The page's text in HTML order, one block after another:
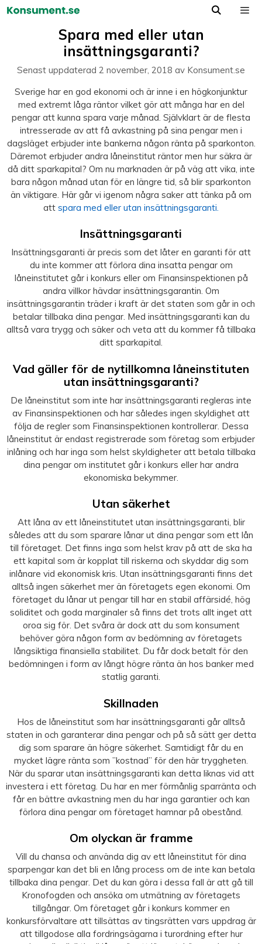
innehåll
Spara med eller utan
insättningsgaranti?
Senast uppdaterad 2 november, 2018 av Konsument.se
Sverige har en god ekonomi och är inne i en högkonjunktur
med extremt låga räntor vilket gör att många har en del
pengar att kunna spara varje månad. Självklart är de flesta
intresserade av att få avkastning på sina pengar men i
dagsläget erbjuder inte bankerna någon ränta på sparkonton.
Däremot erbjuder andra låneinstitut räntor men hur säkra är
då ditt sparkapital? Om nu marknaden är på väg att vika, inte
bara någon månad utan för en längre tid, så blir sparkonton
än viktigare. Här går vi igenom några saker att tänka på om
att spara med eller utan insättningsgaranti.
Insättningsgaranti
Insättningsgaranti är precis som det låter en garanti för att
du inte kommer att förlora dina insatta pengar om
låneinstitutet går i konkurs eller om Finansinspektionen på
andra villkor hävdar insättningsgarantin. Om
insättningsgarantin träder i kraft är det staten som går in och
betalar tillbaka dina pengar. Med insättningsgaranti kan du
alltså vara trygg och säker och veta att du kommer få tillbaka
ditt sparkapital.
Vad gäller för de nytillkomna låneinstituten
utan insättningsgaranti?
De låneinstitut som inte har insättningsgaranti regleras inte
av Finansinspektionen och har således ingen skyldighet att
följa de regler som Finansinspektionen kontrollerar. Dessa
låneinstitut är endast registrerade som företag som erbjuder
inlåning och har inga som helst skyldigheter att betala tillbaka
dina pengar om institutet går i konkurs eller har andra
ekonomiska bekymmer.
Utan säkerhet
Att låna av ett låneinstitutet utan insättningsgaranti, blir
således att du som sparare lånar ut dina pengar som ett lån
till företaget. Det finns inga som helst krav på att de ska ha
ett kapital som är kopplat till riskerna och skyddar dig som
inlånare vid ekonomisk kris. Utan insättningsgaranti finns det
alltså ingen säkerhet mer än företagets egen ekonomi. Om
företaget du lånar ut pengar till har en stabil affärsidé, hög
soliditet och goda marginaler så finns det trots allt inget att
oroa sig för. Det svåra är dock att du som konsument
behöver göra någon form av bedömning av företagets
långsiktiga finansiella stabilitet. Du får dock betalt för den
bedömningen i form av långt högre ränta än hos banker med
statlig garanti.
Skillnaden
Hos de låneinstitut som har insättningsgaranti går alltså
staten in och garanterar dina pengar och på så sätt ger detta
dig som sparare än högre säkerhet. Samtidigt får du en
mycket lägre ränta som ”kostnad” för den här tryggheten.
När du sparar utan insättningsgaranti kan detta liknas vid att
investera i ett företag. Du har en mer förmånlig sparränta och
får en bättre avkastning men du har inga garantier och kan
förlora dina pengar om företaget hamnar på obestånd.
Om olyckan är framme
Vill du chansa och använda dig av ett låneinstitut för dina
sparpengar kan det bli en lång process om de inte kan betala
tillbaka dina pengar. Det du kan göra i dessa fall är att gå till
Kronofogden och ansöka om utmätning av företagets
tillgångar. Om företaget går i konkurs kommer en
konkursförvaltare att tillsättas av tingsrätten vars uppdrag är
att tillgodose alla fordringsägarna i turordning efter hur